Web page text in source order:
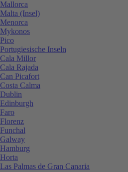
Mallorca
Malta (Insel)
Menorca
Mykonos
Pico
Portugiesische Inseln
Cala Millor
Cala Rajada
Can Picafort
Costa Calma
Dublin
Edinburgh
Faro
Florenz
Funchal
Galway
Hamburg
Horta
Las Palmas de Gran Canaria